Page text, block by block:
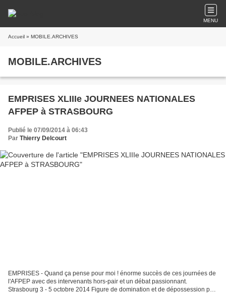
MENU
Accueil » MOBILE.ARCHIVES
MOBILE.ARCHIVES
EMPRISES XLIIIe JOURNEES NATIONALES
AFPEP à STRASBOURG
Publié le 07/09/2014 à 06:43
Par Thierry Delcourt
EMPRISES - Quand ça pense pour moi ! énorme succès de ces journées de
l'AFPEP avec des intervenants hors-pair et un débat passionnant.
Strasbourg 3 - 5 octobre 2014 Figure de domination et de dépossession par